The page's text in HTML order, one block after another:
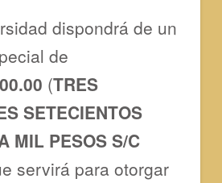
dispondrá de un
de
(TRES
SETECIENTOS
MIL PESOS S/C
servirá para otorgar